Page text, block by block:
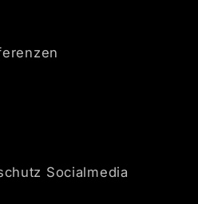
Socialmedia